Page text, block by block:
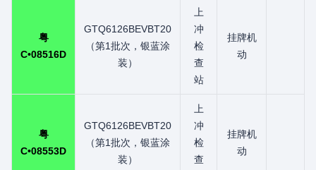
粤
C•08516D
GTQ6126BEVBT20
（第1批次，银蓝涂
装）
上
冲
检
查
站
挂牌机
动
粤
C•08553D
GTQ6126BEVBT20
（第1批次，银蓝涂
装）
上
冲
检
查
挂牌机
动